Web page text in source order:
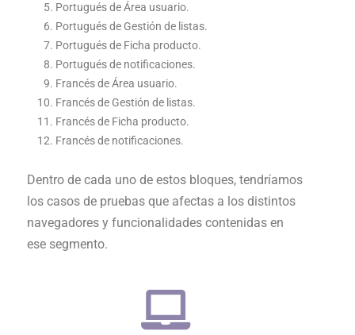
Portugués de Área usuario.
Portugués de Gestión de listas.
Portugués de Ficha producto.
Portugués de notificaciones.
Francés de Área usuario.
Francés de Gestión de listas.
Francés de Ficha producto.
Francés de notificaciones.
Dentro de cada uno de estos bloques, tendríamos
los casos de pruebas que afectas a los distintos
navegadores y funcionalidades contenidas en
ese segmento.